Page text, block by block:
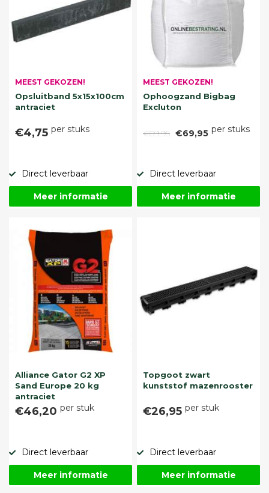
MEEST GEKOZEN!
Opsluitband 5x15x100cm
antraciet
€4,75 per stuks
Direct leverbaar
Meer informatie
MEEST GEKOZEN!
Ophoogzand Bigbag
Excluton
€89,95 €69,95 per stuks
Direct leverbaar
Meer informatie
Alliance Gator G2 XP
Sand Europe 20 kg
antraciet
€46,20 per stuk
Direct leverbaar
Meer informatie
Topgoot zwart
kunststof mazenrooster
€26,95 per stuk
Direct leverbaar
Meer informatie